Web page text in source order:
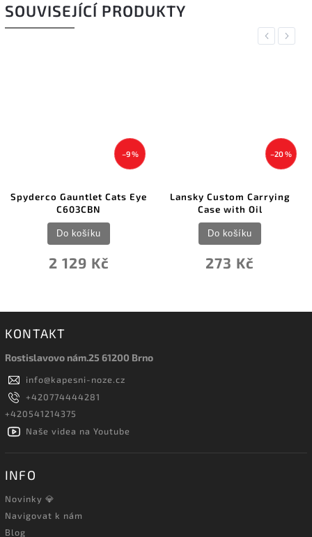
SOUVISEJÍCÍ PRODUKTY
Previous
–9 %
Spyderco Gauntlet Cats Eye
C603CBN
2 129 Kč
Do košíku
–20 %
Lansky Custom Carrying
Case with Oil
273 Kč
Do košíku
Next
KONTAKT
Rostislavovo nám.25 61200 Brno
info@kapesni-noze.cz
+420774444281
+420541214375
Naše videa na Youtube
INFO
Novinky 💎
Navigovat k nám
Blog